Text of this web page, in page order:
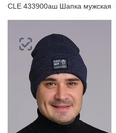
CLE 433900аш Шапка мужская